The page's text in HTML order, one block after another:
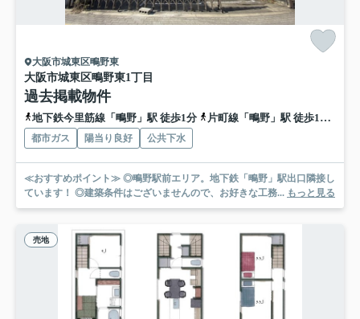
大阪市城東区鴫野東
大阪市城東区鴫野東1丁目
過去掲載物件
地下鉄今里筋線「鴫野」駅 徒歩1分 片町線「鴫野」駅 徒歩1分
都市ガス 陽当り良好 公共下水
≪おすすめポイント≫ ◎鴫野駅前エリア。地下鉄「鴫野」駅出口隣接し
ています！ ◎建築条件はございませんので、お好きな工務... もっと見る
売地